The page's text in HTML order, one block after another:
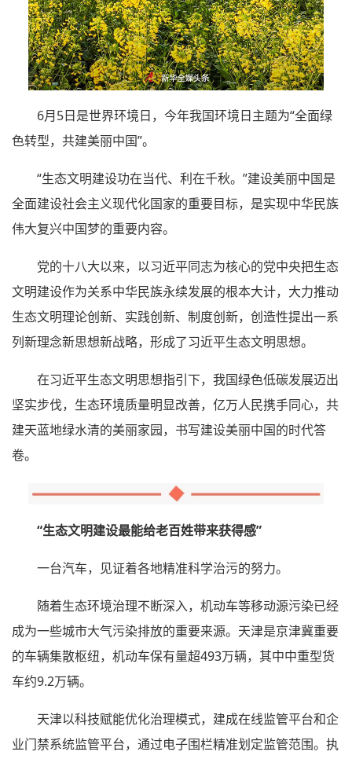
6月5日是世界环境日，今年我国环境日主题为“全面绿
色转型，共建美丽中国”。
“生态文明建设功在当代、利在千秋。”建设美丽中国是
全面建设社会主义现代化国家的重要目标，是实现中华民族
伟大复兴中国梦的重要内容。
党的十八大以来，以习近平同志为核心的党中央把生态
文明建设作为关系中华民族永续发展的根本大计，大力推动
生态文明理论创新、实践创新、制度创新，创造性提出一系
列新理念新思想新战略，形成了习近平生态文明思想。
在习近平生态文明思想指引下，我国绿色低碳发展迈出
坚实步伐，生态环境质量明显改善，亿万人民携手同心，共
建天蓝地绿水清的美丽家园，书写建设美丽中国的时代答
卷。
“生态文明建设最能给老百姓带来获得感”
一台汽车，见证着各地精准科学治污的努力。
随着生态环境治理不断深入，机动车等移动源污染已经
成为一些城市大气污染排放的重要来源。天津是京津冀重要
的车辆集散枢纽，机动车保有量超493万辆，其中中重型货
车约9.2万辆。
天津以科技赋能优化治理模式，建成在线监管平台和企
业门禁系统监管平台，通过电子围栏精准划定监管范围。执